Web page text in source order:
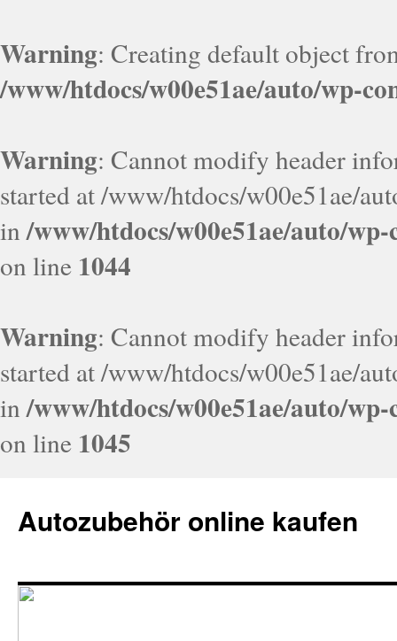
Warning: Creating default object
/www/htdocs/w00e51ae/auto/wp-
Warning: Cannot modify header
started at /www/htdocs/w00e51ae/
in/www/htdocs/w00e51ae/auto/
on line 1044
Warning: Cannot modify header
started at /www/htdocs/w00e51ae/
in/www/htdocs/w00e51ae/auto/
on line 1045
Autozubehör online kaufen